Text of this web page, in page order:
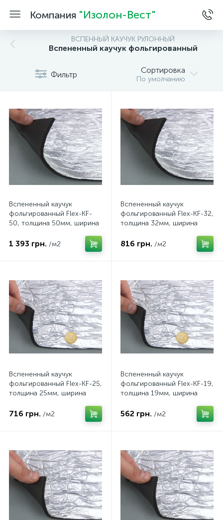
Компания "Изолон-Вест"
ВСПЕННЫЙ КАУЧУК РУЛОННЫЙ
Вспененный каучук фольгированный
Фильтр Сортировка
По умолчанию
Вспененный каучук
фольгированный Flex-KF-
50, толщина 50мм, ширина
1 393 грн. /м2
Вспененный каучук
фольгированный Flex-KF-32,
толщина 32мм, ширина
816 грн. /м2
Вспененный каучук
фольгированный Flex-KF-25,
толщина 25мм, ширина
716 грн. /м2
Вспененный каучук
фольгированный Flex-KF-19,
толщина 19мм, ширина
562 грн. /м2